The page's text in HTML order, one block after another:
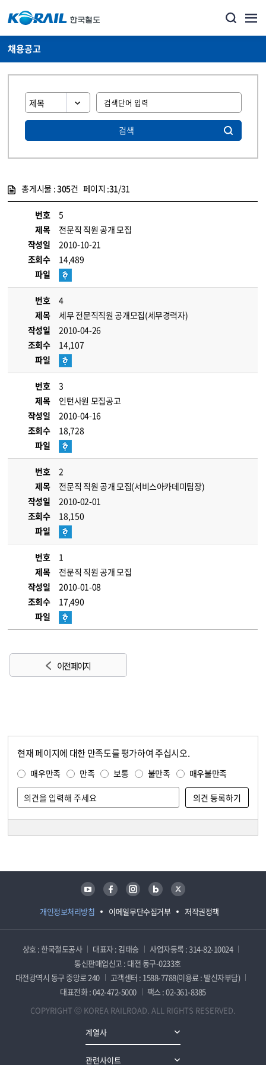
채용공고
검색
총게시물 :305건 페이지 :31/31
번호
5
제목
전문직 직원 공개 모집
작성일
2010-10-21
조회수
14,489
파일
번호
4
제목
세무 전문직직원 공개모집(세무경력자)
작성일
2010-04-26
조회수
14,107
파일
번호
3
제목
인턴사원 모집공고
작성일
2010-04-16
조회수
18,728
파일
번호
2
제목
전문직 직원 공개 모집(서비스아카데미팀장)
작성일
2010-02-01
조회수
18,150
파일
번호
1
제목
전문직 직원 공개 모집
작성일
2010-01-08
조회수
17,490
파일
이전 페이지
현재 페이지에 대한 만족도를 평가하여 주십시오.
매우만족 만족 보통 불만족 매우불만족
개인정보처리방침 이메일무단수집거부 저작권정책
유튜브 페이스북 인스타그램 블로그 트위터
상호 : 한국철도공사 대표자 : 김태승
사업자등록 : 314-82-10024
통신판매업신고 : 대전 동구-0233호
대전광역시 동구 중앙로 240
고객센터 : 1588-7788(이용료 : 발신자부담)
대표전화 : 042-472-5000
팩스 : 02-361-8385
COPYRIGHT ⓒ KOREA RAILROAD. ALL RIGHTS RESERVED.
계열사
관련사이트